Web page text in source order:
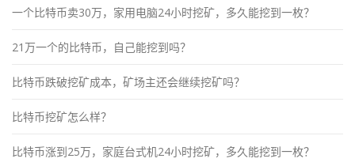
一个比特币卖30万，家用电脑24小时挖矿，多久能挖到一枚？
21万一个的比特币，自己能挖到吗？
比特币跌破挖矿成本，矿场主还会继续挖矿吗？
比特币挖矿怎么样？
比特币涨到25万，家庭台式机24小时挖矿，多久能挖到一枚？